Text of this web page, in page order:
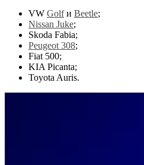
VW Golfи Beetle;
Nissan Juke;
Skoda Fabia;
Peugeot 308;
Fiat 500;
KIA Picanta;
Toyota Auris.